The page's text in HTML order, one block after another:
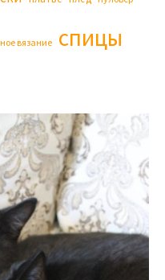
вязание спицы